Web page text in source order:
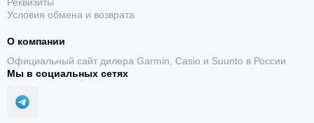
Условия обмена и возврата
О компании
Официальный сайт дилера Garmin, Casio и Suunto в России
Мы в социальных сетях